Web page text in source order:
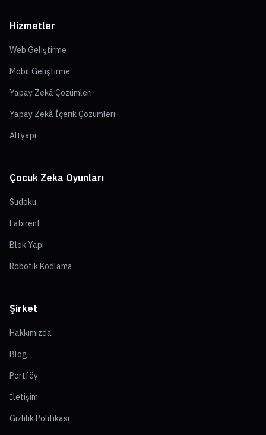
Hizmetler
Web Geliştirme
Mobil Geliştirme
Yapay Zekâ Çözümleri
Yapay Zekâ İçerik Çözümleri
Altyapı
Çocuk Zeka Oyunları
Sudoku
Labirent
Blok Yapı
Robotik Kodlama
Şirket
Hakkımızda
Blog
Portföy
İletişim
Gizlilik Politikası